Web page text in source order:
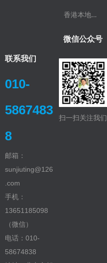
扫一扫关注我们
微信公众号
香
港本地刊注册
联系我们
010-
5867483
8
邮箱：
sunjiuting@126
.com‬
手机：
13651185098
（微信）
电话：010-
58674838